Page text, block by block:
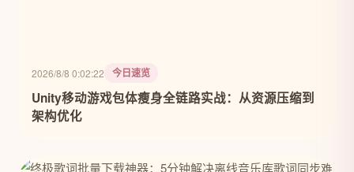
2026/8/8 0:02:22 今日速览
Unity移动游戏包体瘦身全链路实战：从资源压缩到
架构优化